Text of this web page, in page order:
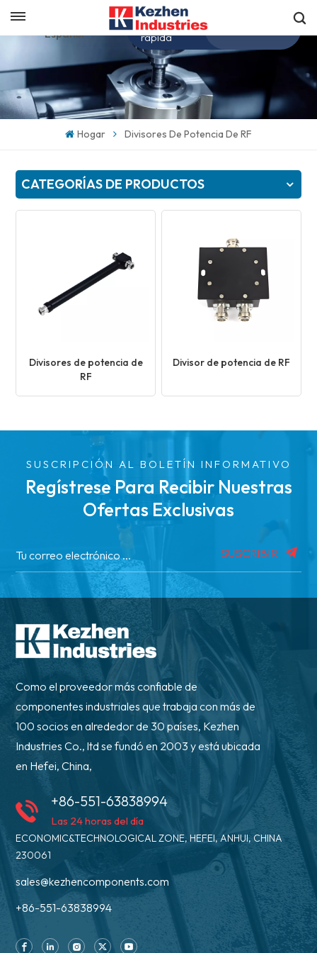
Español
English
Obtenga una cotización
rápida
Hogar Divisores De Potencia De RF
CATEGORÍAS DE PRODUCTOS
Divisores de potencia de
RF
Divisor de potencia de RF
SUSCRIPCIÓN AL BOLETÍN INFORMATIVO
Regístrese Para Recibir Nuestras
Ofertas Exclusivas
SUSCRIBIR
Como el proveedor más confiable de
componentes industriales que trabaja con más de
100 socios en alrededor de 30 países, Kezhen
Industries Co., ltd se fundó en 2003 y está ubicada
en Hefei, China,
+86-551-63838994
Las 24 horas del día
ECONOMIC&TECHNOLOGICAL ZONE, HEFEI, ANHUI, CHINA
230061
sales@kezhencomponents.com
+86-551-63838994